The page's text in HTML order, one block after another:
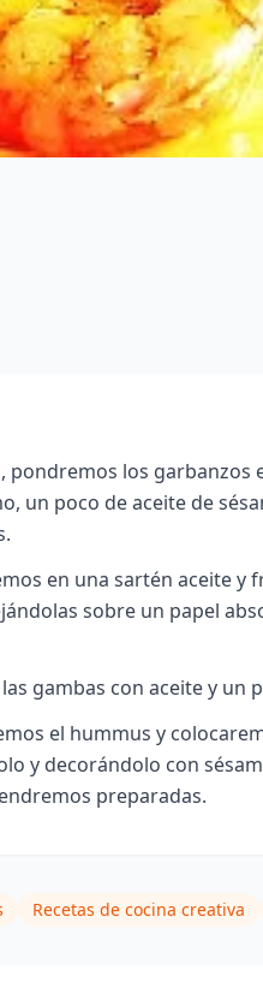
pondremos los garbanzos
un poco de aceite de
en una sartén aceite y
sobre un papel
gambas con aceite y un
el hummus y
y decorándolo con
preparadas.
Recetas de cocina creativa